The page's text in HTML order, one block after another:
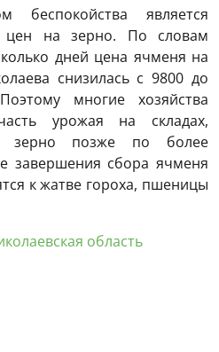
является
цен на зерно. По словам
дней цена ячменя на
снизилась с 9800 до
многие хозяйства
урожая на складах,
зерно позже по более
завершения сбора ячменя
к жатве гороха, пшеницы
область